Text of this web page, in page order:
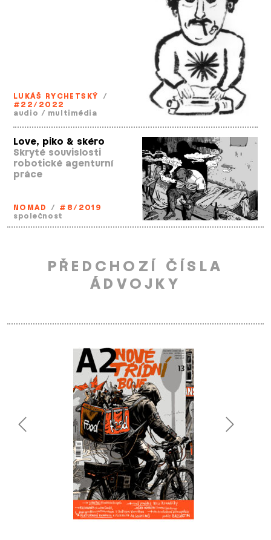
LUKÁŠ RYCHETSKÝ /
#22/2022
audio / multimédia
Love, piko & skéro
Skryté souvislosti
robotické agenturní
práce
NOMAD / #8/2019
společnost
PŘEDCHOZÍ ČÍSLA
ÁDVOJKY
Previous Next